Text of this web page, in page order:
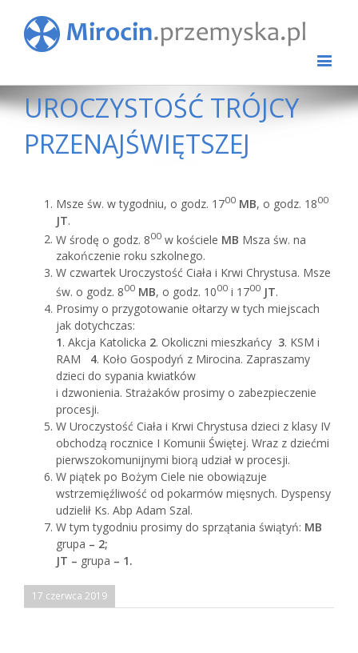
UROCZYSTOŚĆ TRÓJCY
PRZENAJŚWIĘTSZEJ
Msze św. w tygodniu, o godz. 1700 MB, o godz. 1800
JT.
W środę o godz. 800 w kościele MB Msza św. na
zakończenie roku szkolnego.
W czwartek Uroczystość Ciała i Krwi Chrystusa. Msze
św. o godz. 800 MB, o godz. 1000 i 1700 JT.
Prosimy o przygotowanie ołtarzy w tych miejscach
jak dotychczas:
1. Akcja Katolicka 2. Okoliczni mieszkańcy 3. KSM i
RAM 4. Koło Gospodyń z Mirocina. Zapraszamy
dzieci do sypania kwiatków
i dzwonienia. Strażaków prosimy o zabezpieczenie
procesji.
W Uroczystość Ciała i Krwi Chrystusa dzieci z klasy IV
obchodzą rocznice I Komunii Świętej. Wraz z dziećmi
pierwszokomunijnymi biorą udział w procesji.
W piątek po Bożym Ciele nie obowiązuje
wstrzemięźliwość od pokarmów mięsnych. Dyspensy
udzielił Ks. Abp Adam Szal.
W tym tygodniu prosimy do sprzątania świątyń: MB
grupa – 2;
JT – grupa – 1.
17 czerwca 2019